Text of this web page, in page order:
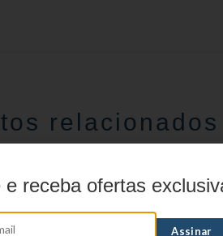
relacionados
e receba ofertas